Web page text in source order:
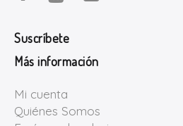
Suscríbete
Más información
Mi cuenta
Quiénes Somos